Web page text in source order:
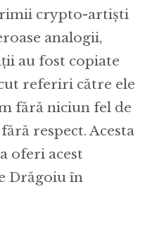
crypto-artiști
analogii,
au fost copiate
referiri către ele
fără niciun fel de
respect. Acesta
oferi acest
Drăgoiu în